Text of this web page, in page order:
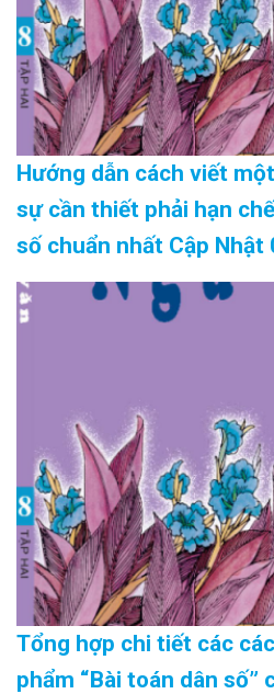
Hướng dẫn cách viết
sự cần thiết phải hạn
số chuẩn nhất Cập Nhật
Tổng hợp chi tiết các
phẩm “Bài toán dân số”